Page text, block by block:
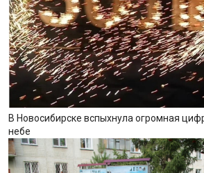
В Новосибирске вспыхнула огромная
небе